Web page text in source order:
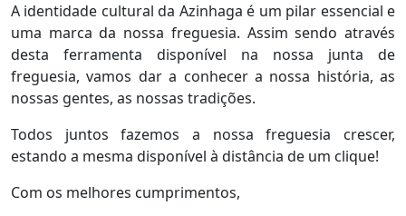
A identidade cultural da Azinhaga é um pilar essencial e
uma marca da nossa freguesia. Assim sendo através
desta ferramenta disponível na nossa junta de
freguesia, vamos dar a conhecer a nossa história, as
nossas gentes, as nossas tradições.
Todos juntos fazemos a nossa freguesia crescer,
estando a mesma disponível à distância de um clique!
Com os melhores cumprimentos,